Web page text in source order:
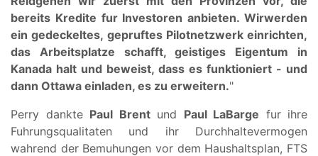
bereits Kredite fur Investoren anbieten. Wirwerden
ein gedeckeltes, gepruftes Pilotnetzwerk einrichten,
das Arbeitsplatze schafft, geistiges Eigentum in
Kanada halt und beweist, dass es funktioniert - und
dann Ottawa einladen, es zu erweitern."
Perry dankte Paul Brentund Paul LaBarge fur ihre
Fuhrungsqualitaten und ihr Durchhaltevermogen
wahrend der Bemuhungen vor dem Haushaltsplan, FTS